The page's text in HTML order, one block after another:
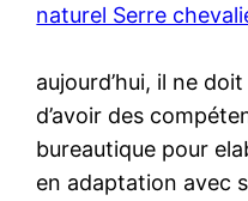
naturel Serre
aujourd’hui, il ne
d’avoir des
bureautique pour
en adaptation avec